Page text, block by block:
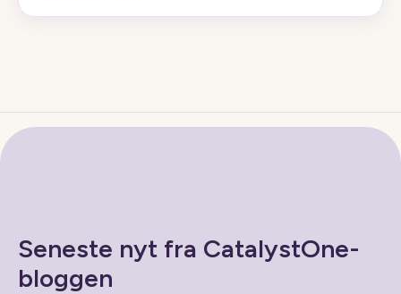
Seneste nyt fra CatalystOne-
bloggen